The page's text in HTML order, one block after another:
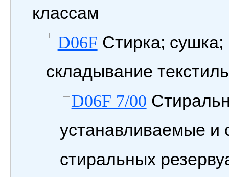
классам
D06F Стирка; сушка;
складывание
D06F 7/00
устанавливаемые и
стиральных